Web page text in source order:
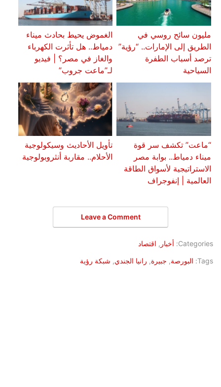
مليون سائح روسي في
الطريق إلى الإمارات.. “رؤية”
ترصد أسباب الطفرة
السياحية
الغموض يحيط بحادث ميناء
دمياط.. هل تأثرت الكهرباء
والغاز في مصر؟ | فيديو
لـ”ماعت جروب”
“ماعت” تكشف سر قوة
ميناء دمياط.. بوابة مصر
الاستراتيجية لأسواق الطاقة
العالمية | إنفوجراف
تأويل الأحاديث وسيكولوجية
الأحلام.. مقاربة أنثروبولوجية
Leave a Comment
Categories: أخبار , اقتصاد
Tags: البورصة, جبيرة, رانيا الجندي, شبكة رؤية